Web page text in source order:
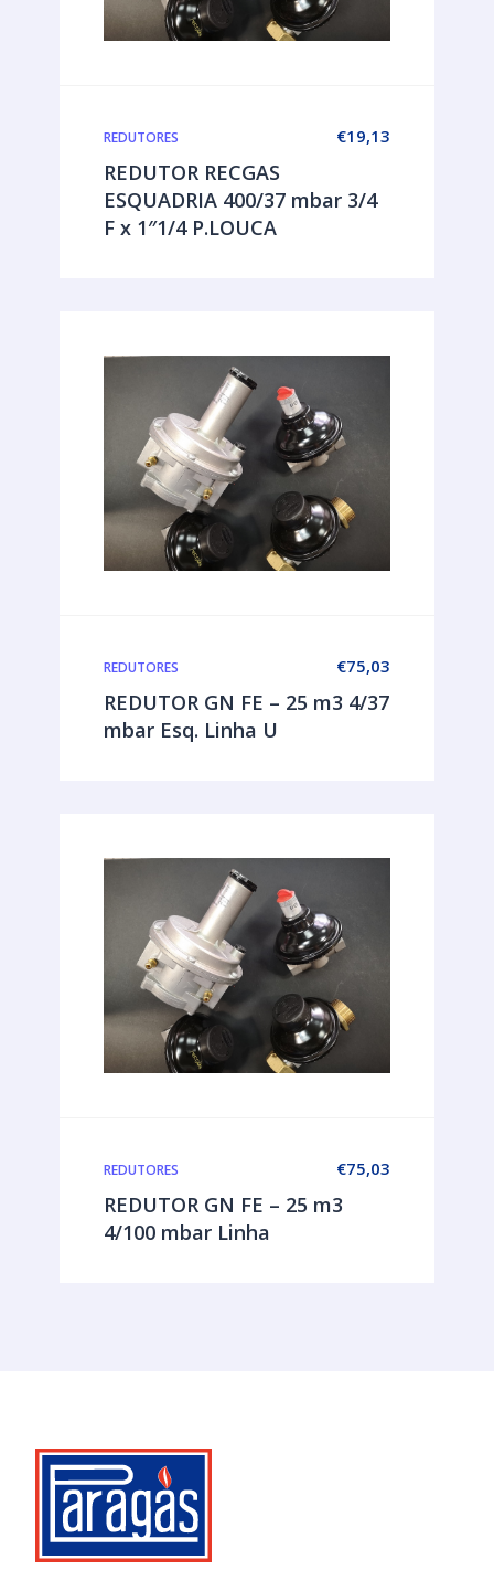
€19,13
REDUTORES
REDUTOR RECGAS
ESQUADRIA 400/37 mbar 3/4
F x 1″1/4 P.LOUCA
€75,03
REDUTORES
REDUTOR GN FE – 25 m3 4/37
mbar Esq. Linha U
€75,03
REDUTORES
REDUTOR GN FE – 25 m3
4/100 mbar Linha